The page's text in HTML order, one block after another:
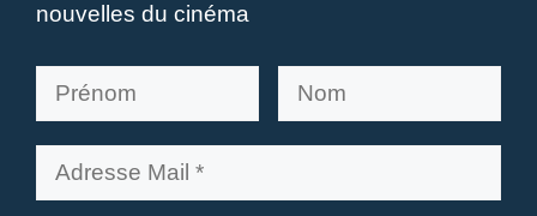
nouvelles du cinéma